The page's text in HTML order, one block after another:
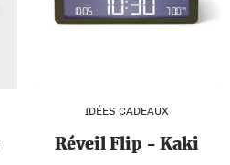
IDÉES CADEAUX
Réveil Flip - Kaki